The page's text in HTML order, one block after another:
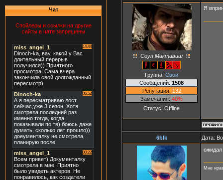
Чат
Спойлеры и ссылки на другие
сайты в чате запрещены
Соуп Мактавиш
Группа: Свои
Сообщений: 1508
Репутация: 132
Замечания: 40%
Статус: Offline
Я
6blk Дата:
Мне